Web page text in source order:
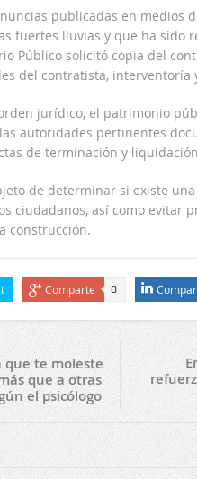
publicadas en medios
fuertes lluvias y que ha sido
Público solicitó copia del
del contratista, interventoría
jurídico, el patrimonio
autoridades pertinentes
de terminación y
de determinar si existe
ciudadanos, así como evitar
construcción.
Comparte 0
que te moleste
que a otras
el psicólogo